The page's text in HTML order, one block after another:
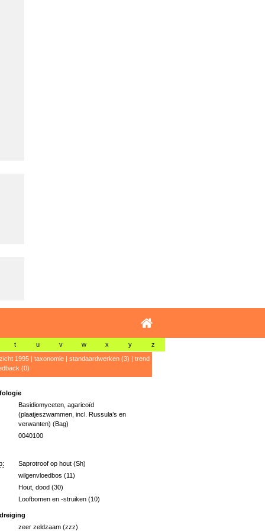
t u v w x y z
1995| taxonomie| standaardwerken (3) | trend
(0)
Basidiomyceten, agaricoïd
(plaatjeszwammen, incl. Russula’s en
verwanten) (Bag)
0040100
Saprotroof op hout (Sh)
wilgenvloedbos (11)
Hout, dood (30)
Loofbomen en -struiken (10)
zeer zeldzaam (zzz)